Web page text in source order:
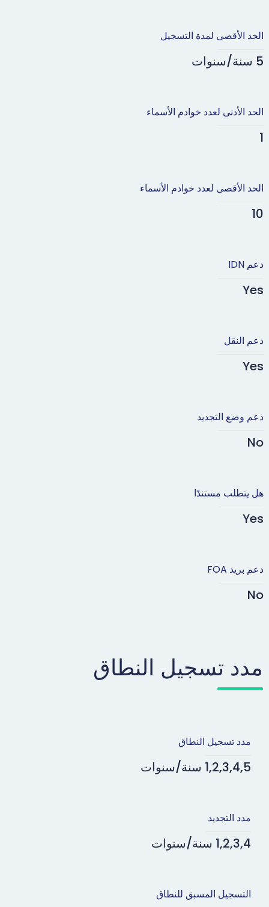
الحد الأقصى لمدة التسجيل
5 سنة/سنوات
الحد الأدنى لعدد خوادم الأسماء
1
الحد الأقصى لعدد خوادم الأسماء
10
دعم IDN
Yes
دعم النقل
Yes
دعم وضع التجديد
No
هل يتطلب مستندًا
Yes
دعم بريد FOA
No
مدد تسجيل النطاق
مدد تسجيل النطاق
1,2,3,4,5 سنة/سنوات
مدد التجديد
1,2,3,4 سنة/سنوات
التسجيل المسبق للنطاق